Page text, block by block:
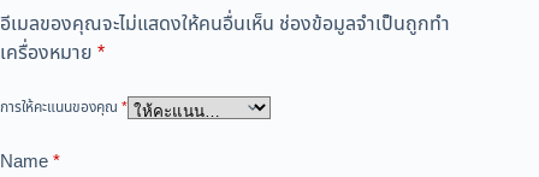
อีเมลของคุณจะไม่แสดงให้คนอื่นเห็น ช่องข้อมูลจำเป็นถูกทำ
เครื่องหมาย *
การให้คะแนนของคุณ *
Name*